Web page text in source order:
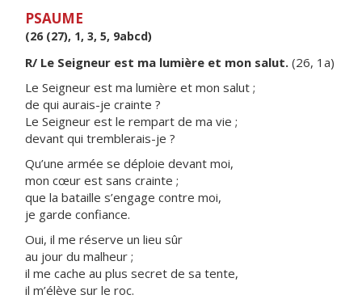
PSAUME
(26 (27), 1, 3, 5, 9abcd)
R/ Le Seigneur est ma lumière et mon salut. (26, 1a)
Le Seigneur est ma lumière et mon salut ;
de qui aurais-je crainte ?
Le Seigneur est le rempart de ma vie ;
devant qui tremblerais-je ?
Qu’une armée se déploie devant moi,
mon cœur est sans crainte ;
que la bataille s’engage contre moi,
je garde confiance.
Oui, il me réserve un lieu sûr
au jour du malheur ;
il me cache au plus secret de sa tente,
il m’élève sur le roc.